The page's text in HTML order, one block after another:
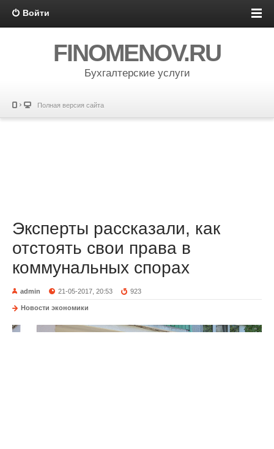
Войти
FINOMENOV.RU
Бухгалтерские услуги
Полная версия сайта
Эксперты рассказали, как
отстоять свои права в
коммунальных спорах
admin 21-05-2017, 20:53 923
Новости экономики